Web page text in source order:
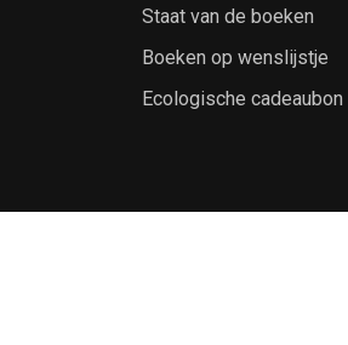
Staat van de boeken
Boeken op wenslijstje
Ecologische cadeaubon